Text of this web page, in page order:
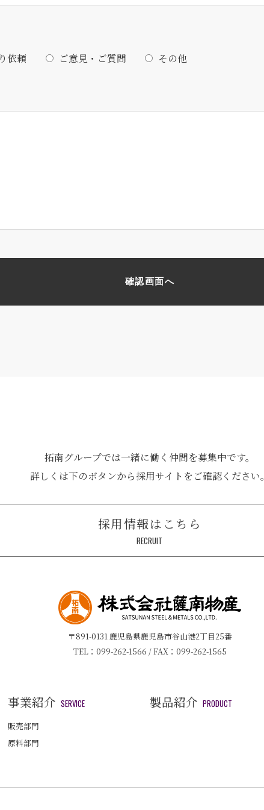
依頼 ご意見・ご質問 その他
拓南グループでは一緒に働く 仲間を募集中です。
詳しくは下のボタンから採用サイトをご確認ください。
採用情報はこちら
RECRUIT
〒891-0131 鹿児島県鹿児島市谷山港2丁目25番
TEL：099-262-1566 / FAX：099-262-1565
事業紹介 SERVICE
販売部門
原料部門
製品紹介 PRODUCT